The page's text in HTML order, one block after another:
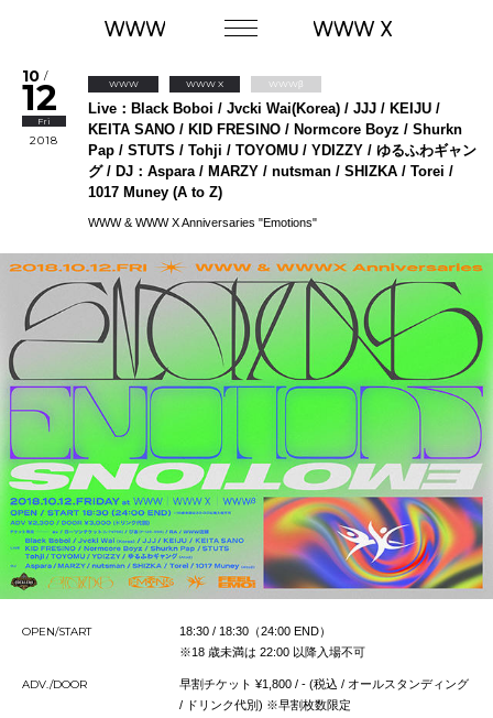
10 /
12
Fri
2018
WWW WWW X WWWβ
Live：Black Boboi / Jvcki Wai(Korea) / JJJ / KEIJU /
KEITA SANO / KID FRESINO / Normcore Boyz / Shurkn
Pap / STUTS / Tohji / TOYOMU / YDIZZY / ゆるふわギャン
グ / DJ：Aspara / MARZY / nutsman / SHIZKA / Torei /
1017 Muney (A to Z)
WWW & WWW X Anniversaries "Emotions"
OPEN/START
18:30 / 18:30（24:00 END）
※18 歳未満は 22:00 以降入場不可
ADV./DOOR
早割チケット ¥1,800 / - (税込 / オールスタンディング
/ ドリンク代別) ※早割枚数限定